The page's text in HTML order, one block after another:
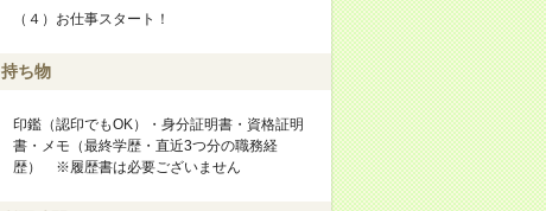
（４）お仕事スタート！
持ち物
印鑑（認印でもOK）・身分証明書・資格証明
書・メモ（最終学歴・直近3つ分の職務経
歴） ※履歴書は必要ございません